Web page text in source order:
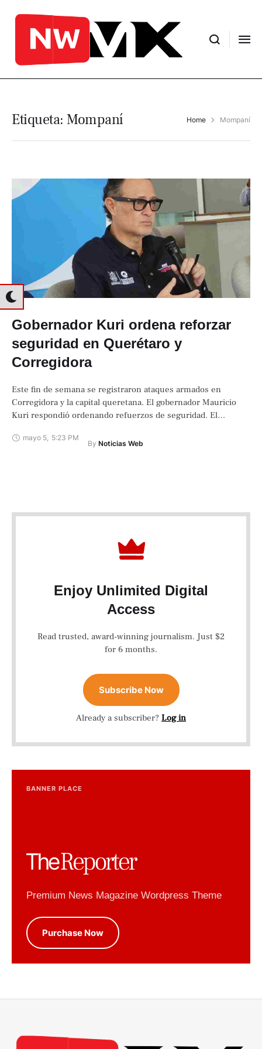
Etiqueta: Mompaní Home Mompaní
Gobernador Kuri ordena reforzar
seguridad en Querétaro y
Corregidora
Este fin de semana se registraron ataques armados en
Corregidora y la capital queretana. El gobernador Mauricio
Kuri respondió ordenando refuerzos de seguridad. El
mayo 5, 5:23 PM
By Noticias Web
Enjoy Unlimited Digital
Access
Read trusted, award-winning journalism. Just $2
for 6 months.
Subscribe Now
Already a subscriber? Log in
BANNER PLACE
Premium News Magazine Wordpress Theme
Purchase Now